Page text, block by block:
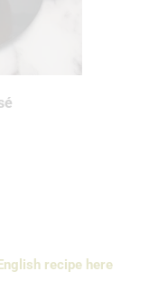
recipe here